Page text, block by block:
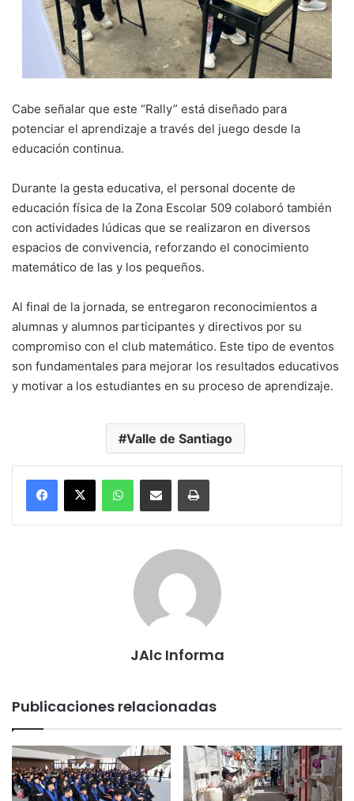
Cabe señalar que este “Rally” está diseñado para
potenciar el aprendizaje a través del juego desde la
educación continua.
Durante la gesta educativa, el personal docente de
educación física de la Zona Escolar 509 colaboró también
con actividades lúdicas que se realizaron en diversos
espacios de convivencia, reforzando el conocimiento
matemático de las y los pequeños.
Al final de la jornada, se entregaron reconocimientos a
alumnas y alumnos participantes y directivos por su
compromiso con el club matemático. Este tipo de eventos
son fundamentales para mejorar los resultados educativos
y motivar a los estudiantes en su proceso de aprendizaje.
Valle de Santiago
JAlc Informa
Publicaciones relacionadas